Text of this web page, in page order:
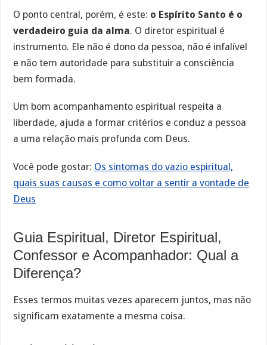
O ponto central, porém, é este: o Espírito Santo é o
verdadeiro guia da alma. O diretor espiritual é
instrumento. Ele não é dono da pessoa, não é infalível
e não tem autoridade para substituir a consciência
bem formada.
Um bom acompanhamento espiritual respeita a
liberdade, ajuda a formar critérios e conduz a pessoa
a uma relação mais profunda com Deus.
Você pode gostar: Os sintomas do vazio espiritual,
quais suas causas e como voltar a sentir a vontade de
Deus
Guia Espiritual, Diretor Espiritual,
Confessor e Acompanhador: Qual a
Diferença?
Esses termos muitas vezes aparecem juntos, mas não
significam exatamente a mesma coisa.